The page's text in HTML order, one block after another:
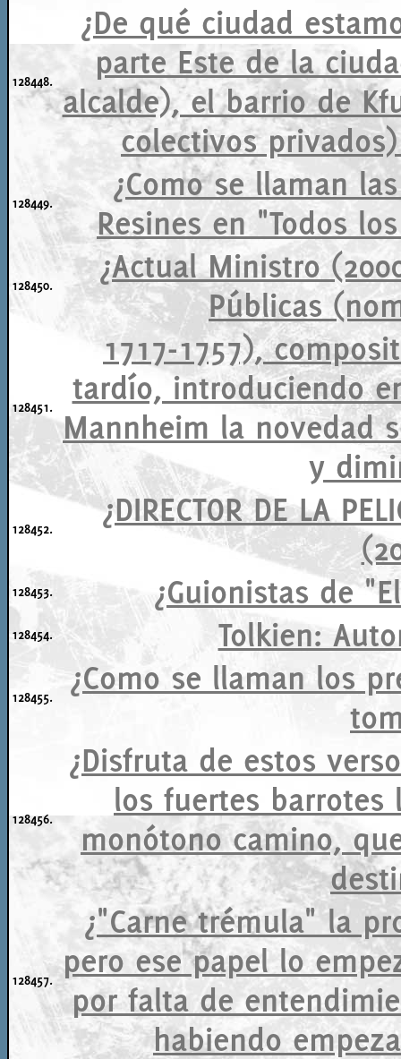
128448.
¿De qué ciudad
parte Este de la
alcalde), el barrio de
colectivos
128449.
¿Como se llaman
Resines en "Todos
128450.
¿Actual Ministro
Públicas
128451.
1717-1757),
tardío, introduciendo
Mannheim la novedad
y
128452.
¿DIRECTOR DE LA
128453. ¿Guionistas de
128454. Tolkien:
128455.
¿Como se llaman los
128456.
¿Disfruta de estos
los fuertes
monótono camino,
128457.
¿"Carne trémula" la
pero ese papel lo
por falta de
habiendo